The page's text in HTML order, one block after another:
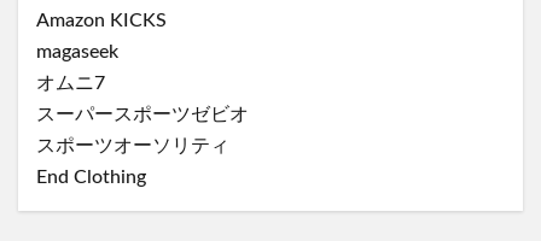
Amazon KICKS
magaseek
オムニ7
スーパースポーツゼビオ
スポーツオーソリティ
End Clothing